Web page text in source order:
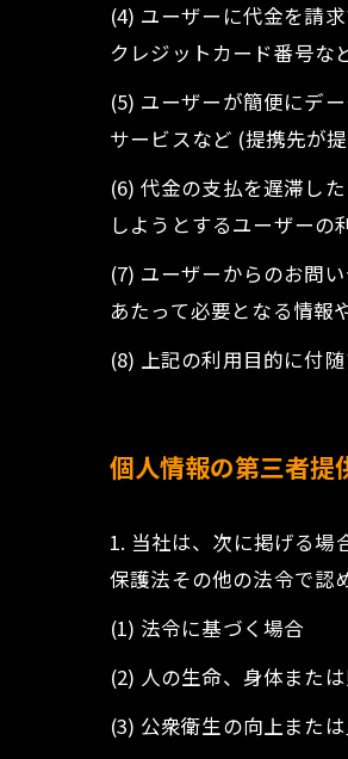
(4) ユーザーに代金を請
クレジットカード番号な
(5) ユーザーが簡便にデ
サービスなど (提携先が
(6) 代金の支払を遅滞し
しようとするユーザー
(7) ユーザーからのお問
あたって必要となる情報
(8) 上記の利用目的に付
個人情報の第三者提
1. 当社は、次に掲げる場
保護法その他の法令で認
(1) 法令に基づく場合
(2) 人の生命、身体また
(3) 公衆衛生の向上また